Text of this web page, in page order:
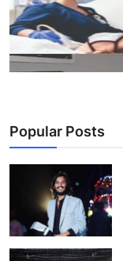
Popular Posts